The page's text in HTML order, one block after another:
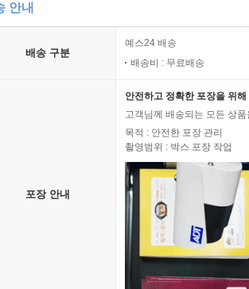
안내
배송 구분
예스24 배송
배송비 : 무료배송
포장 안내
안전하고 정확한 포장을 위
고객님께 배송되는 모든 상
목적 : 안전한 포장 관리
촬영범위 : 박스 포장 작업